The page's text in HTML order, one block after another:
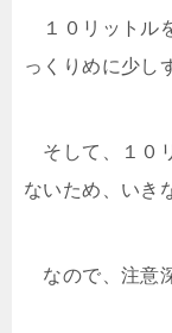
１０リットル
っくりめに少し
そして、１０
ないため、いき
なので、注意